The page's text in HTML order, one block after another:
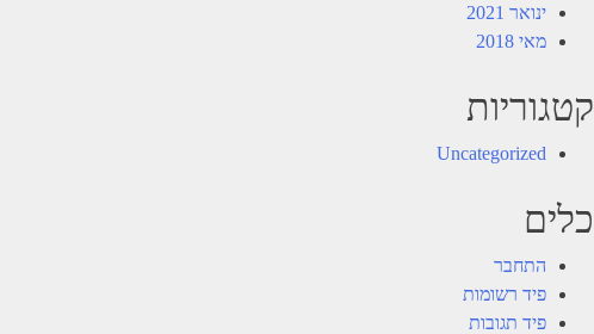
ינואר 2021
מאי 2018
קטגוריות
Uncategorized
כלים
התחבר
פיד רשומות
פיד תגובות